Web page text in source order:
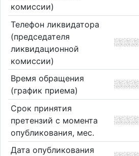
комиссии)
Телефон ликвидатора
(председателя
ликвидационной
комиссии)
Время обращения
(график приема)
Срок принятия
претензий с момента
опубликования, мес.
Дата опубликования